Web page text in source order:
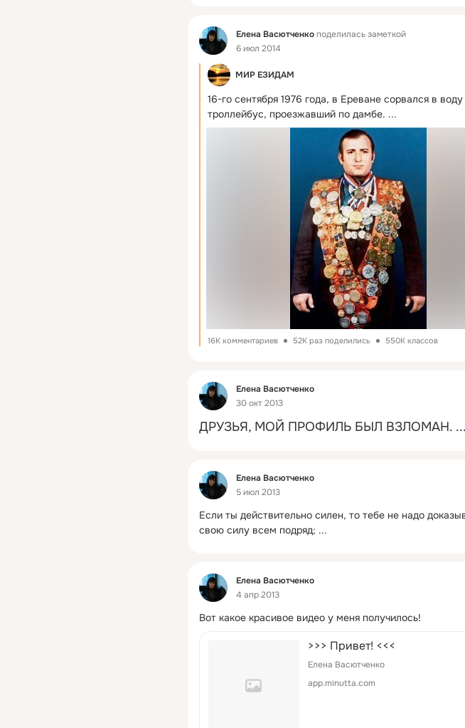
Фид Елена Васютченкоподелилась заметкой
6 июл 2014
МИР ЕЗИДАМ
16-го сентября 1976 года, в Ереване сорвался в воду
троллейбус, проезжавший по дамбе. ...
16K комментариев 52K раз поделились 550K классов
Фид
Елена Васютченко
30 окт 2013
ДРУЗЬЯ, МОЙ ПРОФИЛЬ БЫЛ ВЗЛОМАН. ...
Фид
Елена Васютченко
5 июл 2013
Если ты действительно силен, то тебе не надо
свою силу всем подряд; ...
Фид
Елена Васютченко
4 апр 2013
Вот какое красивое видео у меня получилось!
>>> Привет! <<<
Елена Васютченко
app.minutta.com